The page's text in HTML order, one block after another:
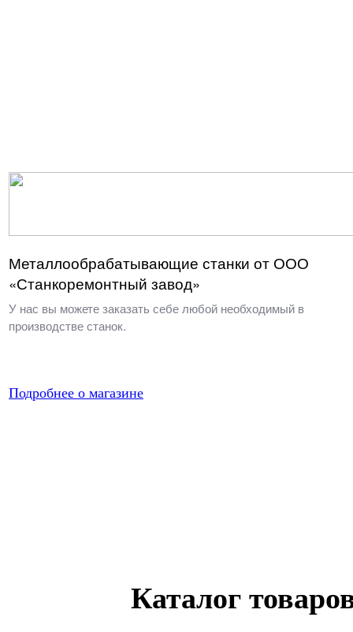
Металлообрабатывающие станки от ООО
«Станкоремонтный завод»
У нас вы можете заказать себе любой необходимый в
производстве станок.
Подробнее о магазине
Каталог